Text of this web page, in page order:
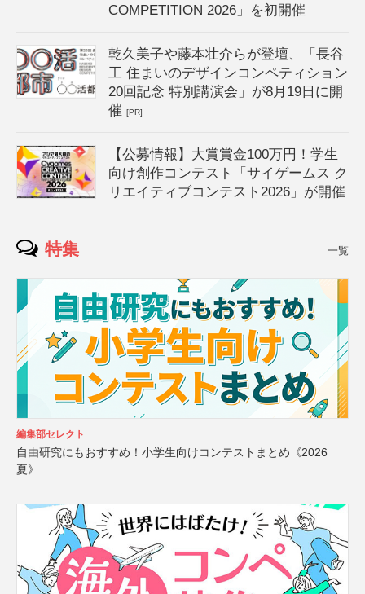
COMPETITION 2026」を初開催
乾久美子や藤本壮介らが登壇、「長谷
工 住まいのデザインコンペティション
20回記念 特別講演会」が8月19日に開
催[PR]
【公募情報】大賞賞金100万円！学生
向け創作コンテスト「サイゲームス ク
リエイティブコンテスト2026」が開催
特集 一覧
編集部セレクト
自由研究にもおすすめ！小学生向けコンテストまとめ《2026
夏》